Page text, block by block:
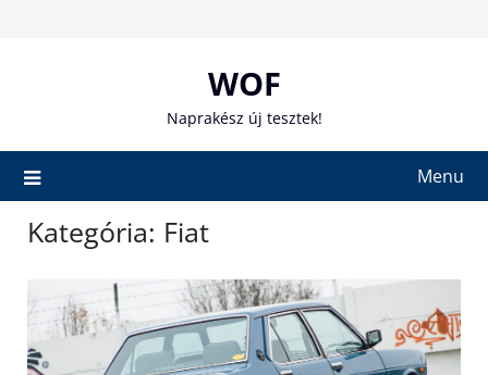
WOF
Naprakész új tesztek!
Menu
Kategória: Fiat